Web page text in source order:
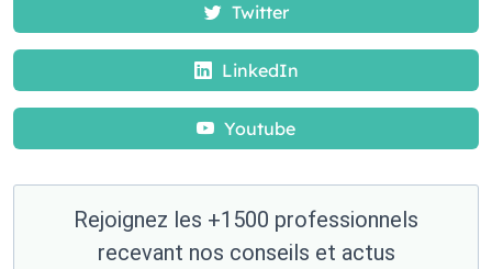
Twitter
LinkedIn
Youtube
Rejoignez les +1500 professionnels
recevant nos conseils et actus